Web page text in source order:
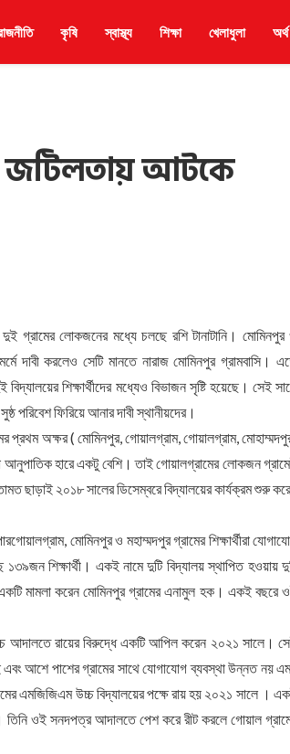
কৃষি স্বাস্থ্য শিক্ষা খেলাধুলা
জটিলতায় আটকে
দুই গ্রামের লোকজনের মধ্যে চলছে রশি টানাটানি।
দাবী করলেও সেটি মানতে নারাজ মোমিনপুর গ্রামবাসি।
শিক্ষার্থীদের মধ্যেও বিভাজন সৃষ্টি হয়েছে। সেই
পরিবেশ ফিরিয়ে আনার দাবী স্থানীয়দের।
প্রথম অক্ষর ( মোমিনপুর, গোয়ালগ্রাম, গোয়ালগ্রাম,
আনুপাতিক হারে একটু বেশি। তাই গোয়ালগ্রামের লোকজন
ছাড়াই ২০১৮ সালের ডিসেম্বরে বিদ্যালয়ের কার্যক্রম শুরু
মোমিনপুর ও মহাম্মদপুর গ্রামের শিক্ষার্থীরা
শিক্ষার্থী। একই নামে দুটি বিদ্যালয় স্থাপিত হওয়ায়
মামলা করেন মোমিনপুর গ্রামের এনামুল হক। একই বছরে
আদালতে রায়ের বিরুদ্ধে একটি আপিল করেন ২০২১ সালে।
এবং আশে পাশের গ্রামের সাথে যোগাযোগ ব্যবস্থা উন্নত নয়
এমজিজিএম উচ্চ বিদ্যালয়ের পক্ষে রায় হয় ২০২১ সালে ।
তিনি ওই সনদপত্র আদালতে পেশ করে রীট করলে গোয়াল